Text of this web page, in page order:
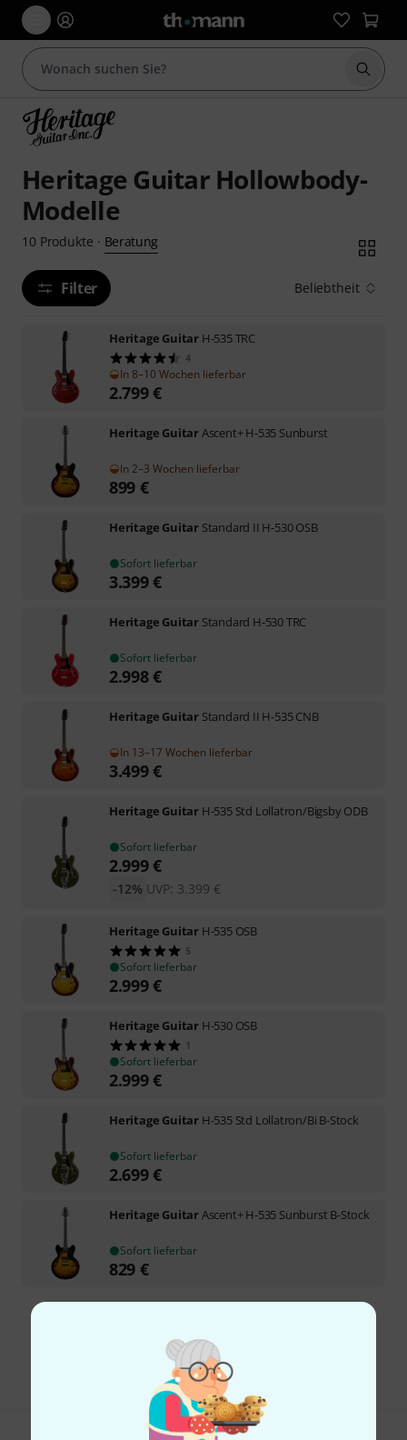
Suche
Heritage Guitar Hollowbody-
Modelle
10 Produkte · Beratung
Filter Beliebtheit
Heritage Guitar H-535 TRC
4
In 8–10 Wochen lieferbar
2.799€
Heritage GuitarAscent+ H-535 Sunburst
In 2–3 Wochen lieferbar
899 €
Heritage Guitar Standard II H-530 OSB
Sofort lieferbar
3.399€
Heritage Guitar Standard H-530 TRC
Sofort lieferbar
2.998€
Heritage Guitar Standard II H-535 CNB
In 13–17 Wochen lieferbar
3.499€
Heritage Guitar H-535 Std Lollatron/Bigsby ODB
Sofort lieferbar
2.999€
UVP: 3.399 €
-12%
Heritage Guitar H-535 OSB
5
Sofort lieferbar
2.999€
Heritage Guitar H-530 OSB
1
Sofort lieferbar
2.999€
Heritage Guitar H-535 Std Lollatron/Bi B-Stock
Sofort lieferbar
2.699€
Heritage GuitarAscent+ H-535 Sunburst B-Stock
Sofort lieferbar
829 €
Alle Preise inkl. MwSt.